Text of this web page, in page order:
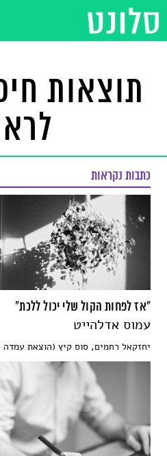
תוצאות
כתבות נקראות
"אז לפחות הקול שלי יכול ללכת"
עמוס אדלהייט
יחזקאל רחמים, סוס קיץ (הוצאת עמדה 2025) קובץ הסיפורים של יחזקאל...